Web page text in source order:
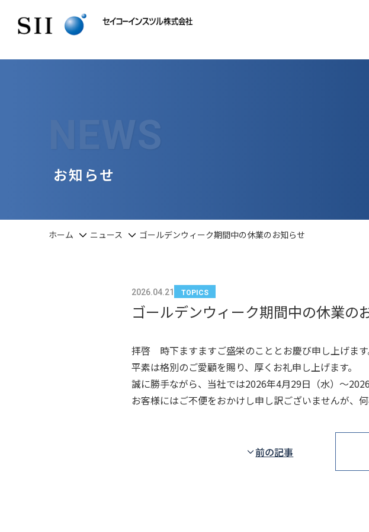
NEWS
お知らせ
ホーム ニュース ゴールデンウィーク期間中の休業のお知らせ
2026.04.21 TOPICS
ゴールデンウィーク期間中の休業の
拝啓 時下ますますご盛栄のこととお慶び申し上げます
平素は格別のご愛顧を賜り、厚くお礼申し上げます。
誠に勝手ながら、当社では2026年4月29日（水）～
お客様にはご不便をおかけし申し訳ございませんが、
前の記事